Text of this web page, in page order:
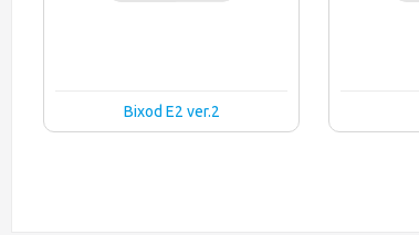
Bixod E2 ver.2